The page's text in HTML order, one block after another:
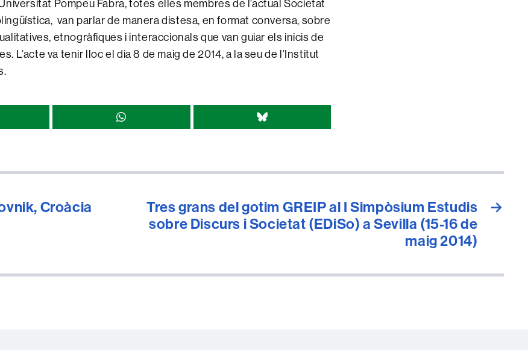
Pompeu Fabra, totes elles membres de l’actual Societat
van parlar de manera distesa, en format conversa, sobre
etnogràfiques i interaccionals que van guiar els inicis de
L’acte va tenir lloc el dia 8 de maig de 2014, a la seu de l’Institut
Croàcia →
Tres grans del gotim GREIP al I Simpòsium Estudis
sobre Discurs i Societat (EDiSo) a Sevilla (15-16 de
maig 2014)